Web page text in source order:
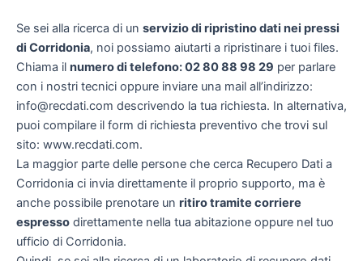
Se sei alla ricerca di un servizio di ripristino dati nei pressi
di Corridonia, noi possiamo aiutarti a ripristinare i tuoi files.
Chiama il numero di telefono: 02 80 88 98 29 per parlare
con i nostri tecnici oppure inviare una mail all’indirizzo:
info@recdati.com descrivendo la tua richiesta. In alternativa,
puoi compilare il form di richiesta preventivo che trovi sul
sito: www.recdati.com.
La maggior parte delle persone che cerca Recupero Dati a
Corridonia ci invia direttamente il proprio supporto, ma è
anche possibile prenotare un ritiro tramite corriere
espresso direttamente nella tua abitazione oppure nel tuo
ufficio di Corridonia.